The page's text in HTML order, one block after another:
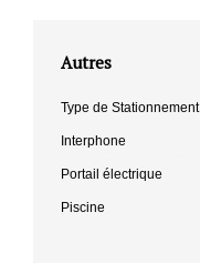
Autres
Type de Stationnement
Interphone
Portail électrique
Piscine